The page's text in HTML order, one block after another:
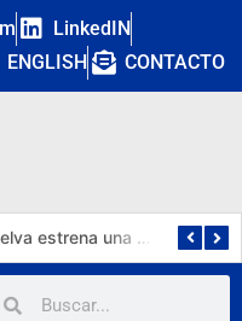
LinkedIN
ENGLISH CONTACTO
El Puerto de Huelva estrena una tercera vía de 1.211 metros y 15.112 m² para autopistas ferroviarias